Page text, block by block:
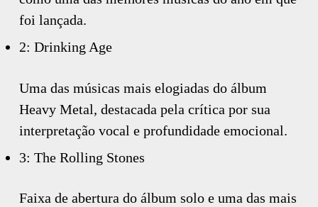
foi lançada.
2: Drinking Age
Uma das músicas mais elogiadas do álbum
Heavy Metal, destacada pela crítica por sua
interpretação vocal e profundidade emocional.
3: The Rolling Stones
Faixa de abertura do álbum solo e uma das mais